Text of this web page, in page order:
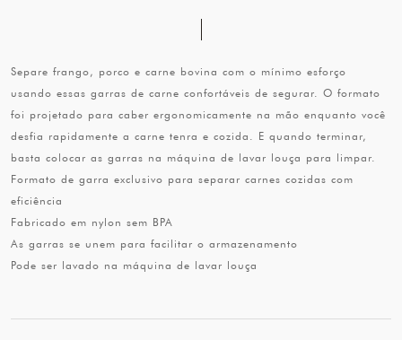
Separe frango, porco e carne bovina com o mínimo esforço
usando essas garras de carne confortáveis de segurar. O formato
foi projetado para caber ergonomicamente na mão enquanto você
desfia rapidamente a carne tenra e cozida. E quando terminar,
basta colocar as garras na máquina de lavar louça para limpar.
Formato de garra exclusivo para separar carnes cozidas com
eficiência
Fabricado em nylon sem BPA
As garras se unem para facilitar o armazenamento
Pode ser lavado na máquina de lavar louça